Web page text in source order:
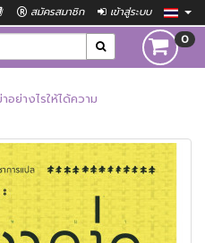
สมัครสมาชิก เข้าสู่ระบบ
0
อย่างไรให้ได้ความ